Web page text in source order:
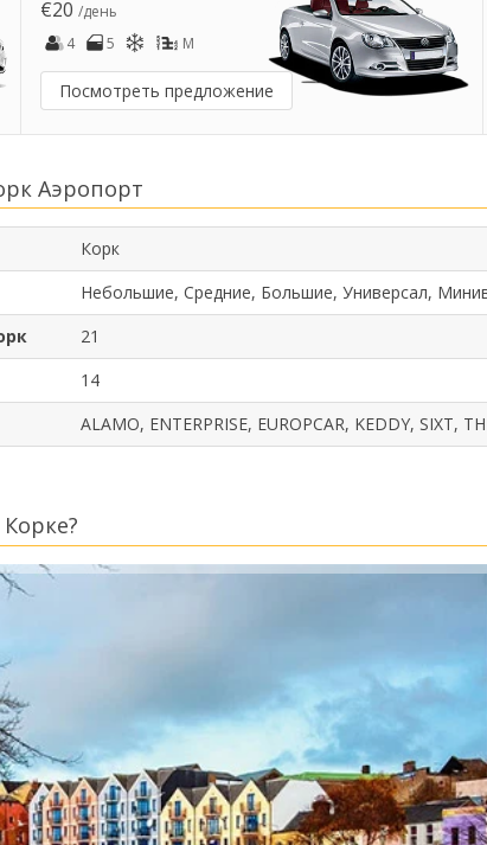
€20/день
4
5 M
Посмотреть предложение
Аэропорт
Корк
Небольшие, Средние, Большие, Универсал,
21
14
ALAMO, ENTERPRISE, EUROPCAR, KEDDY, SIXT,